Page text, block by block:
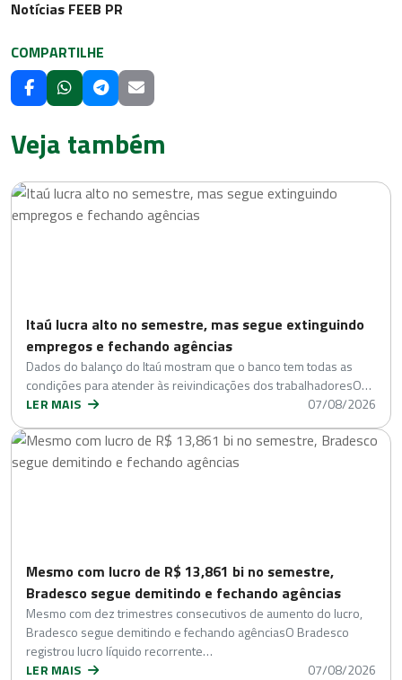
Notícias FEEB PR
COMPARTILHE
Veja também
Itaú lucra alto no semestre, mas segue extinguindo
empregos e fechando agências
Dados do balanço do Itaú mostram que o banco tem todas as
condições para atender às reivindicações dos trabalhadoresO…
LER MAIS
07/08/2026
Mesmo com lucro de R$ 13,861 bi no semestre,
Bradesco segue demitindo e fechando agências
Mesmo com dez trimestres consecutivos de aumento do lucro,
Bradesco segue demitindo e fechando agênciasO Bradesco
registrou lucro líquido recorrente…
LER MAIS
07/08/2026